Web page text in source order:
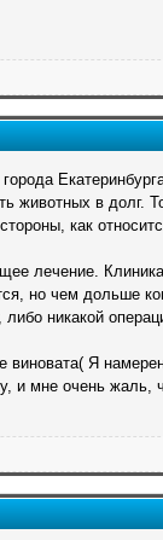
животных в долг.
как
лечение.
но чем дольше
никакой
Я
и мне очень жаль,